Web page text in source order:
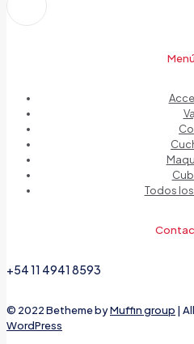
Menú
Todos
+54 11 4941 8593
© 2022 Betheme byMuffin group |
WordPress